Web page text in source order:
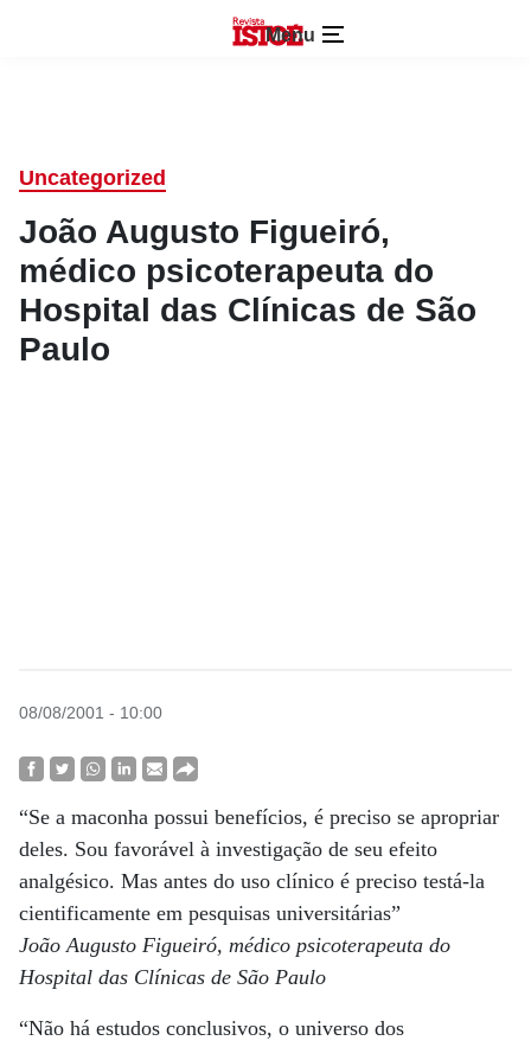
Menu
Uncategorized
João Augusto Figueiró,
médico psicoterapeuta do
Hospital das Clínicas de São
Paulo
08/08/2001 - 10:00
“Se a maconha possui benefícios, é preciso se apropriar
deles. Sou favorável à investigação de seu efeito
analgésico. Mas antes do uso clínico é preciso testá-la
cientificamente em pesquisas universitárias”
João Augusto Figueiró, médico psicoterapeuta do
Hospital das Clínicas de São Paulo
“Não há estudos conclusivos, o universo dos